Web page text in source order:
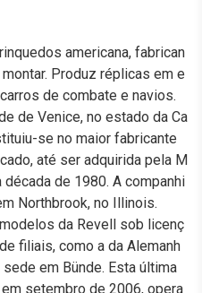
americana, fabrican
Produz réplicas em e
de combate e navios.
de Venice, no estado da Ca
se no maior fabricante
até ser adquirida pela M
de 1980. A companhi
Northbrook, no Illinois.
da Revell sob licenç
filiais, como a da Alemanh
em Bünde. Esta última
setembro de 2006, opera